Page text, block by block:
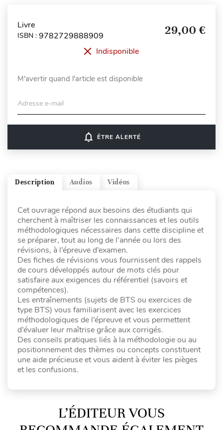
Livre
ISBN : 9782729888909 29,00 €
Indisponible
M'avertir quand l'article est disponible
Adresse e-mail
notifications_none ÊTRE ALERTÉ
Vidéos
Audios
Description
Cet ouvrage répond aux besoins des étudiants qui
cherchent à maîtriser les connaissances et les outils
méthodologiques nécessaires dans cette discipline et
se préparer, tout au long de l’année ou lors des
révisions, à l’épreuve d’examen.
Des fiches de révisions vous fournissent des rappels
de cours développés autour de mots clés pour
satisfaire aux exigences du référentiel (savoirs et
compétences).
Les entraînements (sujets de BTS ou exercices de
type BTS) vous familiarisent avec les exercices
méthodologiques de l’épreuve et vous permettent
d’évaluer leur maîtrise grâce aux corrigés.
Des conseils pratiques liés à la méthodologie ou au
positionnement des thèmes ou concepts constituent
une aide précieuse et vous aident à éviter les pièges
et les confusions.
L’ÉDITEUR VOUS